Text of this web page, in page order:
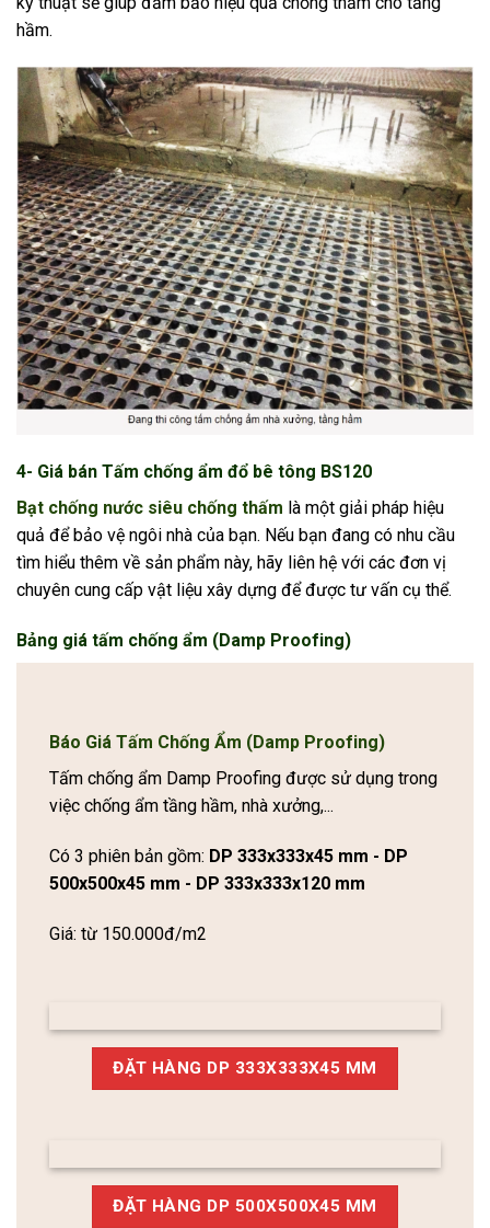
hầm.
4- Giá bán Tấm chống ẩm đổ bê tông BS120
Bạt chống nước siêu chống thấm là một giải pháp hiệu
quả để bảo vệ ngôi nhà của bạn. Nếu bạn đang có nhu cầu
tìm hiểu thêm về sản phẩm này, hãy liên hệ với các đơn vị
chuyên cung cấp vật liệu xây dựng để được tư vấn cụ thể.
Bảng giá tấm chống ẩm (Damp Proofing)
Báo Giá Tấm Chống Ẩm (Damp Proofing)
Tấm chống ẩm Damp Proofing được sử dụng trong
việc chống ẩm tầng hầm, nhà xưởng,...
Có 3 phiên bản gồm: DP 333x333x45 mm - DP
500x500x45 mm - DP 333x333x120 mm
Giá: từ 150.000đ/m2
ĐẶT HÀNG DP 333X333X45 MM
ĐẶT HÀNG DP 500X500X45 MM